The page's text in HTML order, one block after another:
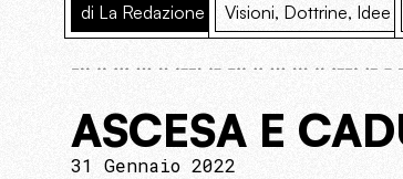
di La Redazione Visioni, Dottrine, Idee
ASCESA E
31 Gennaio 2022